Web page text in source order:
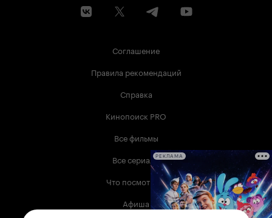
Соглашение
Правила рекомендаций
Справка
Кинопоиск PRO
Все фильмы
Все сериалы
Что посмотреть
Афиша
РЕКЛАМА